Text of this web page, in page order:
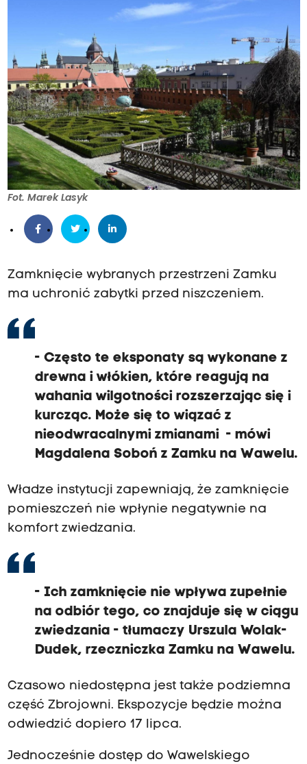
Fot. Marek Lasyk
Zamknięcie wybranych przestrzeni Zamku
ma uchronić zabytki przed niszczeniem.
- Często te eksponaty są wykonane z
drewna i włókien, które reagują na
wahania wilgotności rozszerzając się i
kurcząc. Może się to wiązać z
nieodwracalnymi zmianami - mówi
Magdalena Soboń z Zamku na Wawelu.
Władze instytucji zapewniają, że zamknięcie
pomieszczeń nie wpłynie negatywnie na
komfort zwiedzania.
- Ich zamknięcie nie wpływa zupełnie
na odbiór tego, co znajduje się w ciągu
zwiedzania - tłumaczy Urszula Wolak-
Dudek, rzeczniczka Zamku na Wawelu.
Czasowo niedostępna jest także podziemna
część Zbrojowni. Ekspozycje będzie można
odwiedzić dopiero 17 lipca.
Jednocześnie dostęp do Wawelskiego